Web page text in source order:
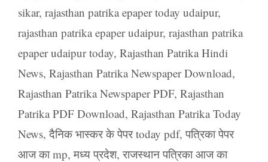
sikar, rajasthan patrika epaper today udaipur,
rajasthan patrika epaper udaipur, rajasthan patrika
epaper udaipur today, Rajasthan Patrika Hindi
News, Rajasthan Patrika Newspaper Download,
Rajasthan Patrika Newspaper PDF, Rajasthan
Patrika PDF Download, Rajasthan Patrika Today
News, दैनिक भास्कर के पेपर today pdf, पत्रिका पेपर
आज का mp, मध्य प्रदेश, राजस्थान पत्रिका आज का